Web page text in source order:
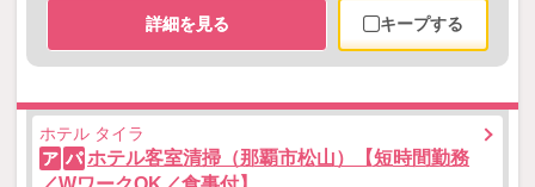
詳細を見る キープする
ホテル タイラ
ア パ ホテル客室清掃（那覇市松山）【短時間勤務